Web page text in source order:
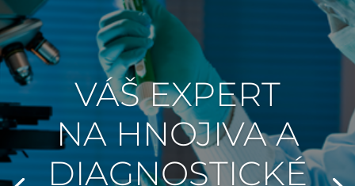
VÁŠ EXPERT
NA HNOJIVA A
DIAGNOSTICKÉ